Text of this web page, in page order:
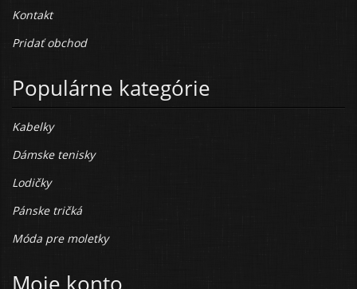
Kontakt
Pridať obchod
Populárne kategórie
Kabelky
Dámske tenisky
Lodičky
Pánske tričká
Móda pre moletky